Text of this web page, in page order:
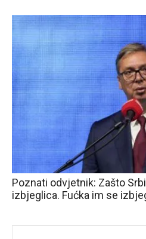
Poznati odvjetnik: Zašto
izbjeglica. Fućka im se